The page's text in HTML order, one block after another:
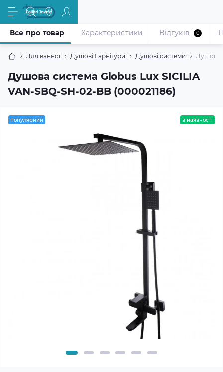
Для ванної Душові Гарнітури Душові системи Душова
Душова система Globus Lux SICILIA
VAN-SBQ-SH-02-BB (000021186)
Все про товар Характеристики Відгуків 0
популярний в наявності